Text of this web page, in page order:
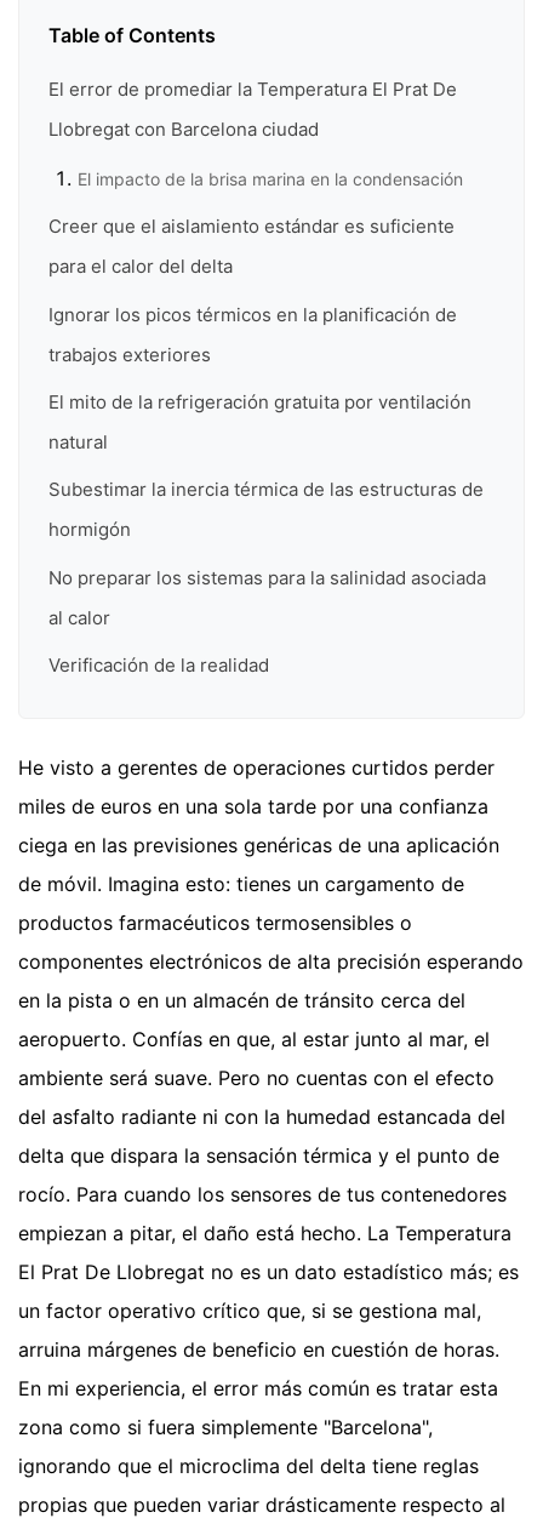
Table of Contents
El error de promediar la Temperatura El Prat De
Llobregat con Barcelona ciudad
El impacto de la brisa marina en la condensación
Creer que el aislamiento estándar es suficiente
para el calor del delta
Ignorar los picos térmicos en la planificación de
trabajos exteriores
El mito de la refrigeración gratuita por ventilación
natural
Subestimar la inercia térmica de las estructuras de
hormigón
No preparar los sistemas para la salinidad asociada
al calor
Verificación de la realidad
He visto a gerentes de operaciones curtidos perder
miles de euros en una sola tarde por una confianza
ciega en las previsiones genéricas de una aplicación
de móvil. Imagina esto: tienes un cargamento de
productos farmacéuticos termosensibles o
componentes electrónicos de alta precisión esperando
en la pista o en un almacén de tránsito cerca del
aeropuerto. Confías en que, al estar junto al mar, el
ambiente será suave. Pero no cuentas con el efecto
del asfalto radiante ni con la humedad estancada del
delta que dispara la sensación térmica y el punto de
rocío. Para cuando los sensores de tus contenedores
empiezan a pitar, el daño está hecho. La Temperatura
El Prat De Llobregat no es un dato estadístico más; es
un factor operativo crítico que, si se gestiona mal,
arruina márgenes de beneficio en cuestión de horas.
En mi experiencia, el error más común es tratar esta
zona como si fuera simplemente "Barcelona",
ignorando que el microclima del delta tiene reglas
propias que pueden variar drásticamente respecto al